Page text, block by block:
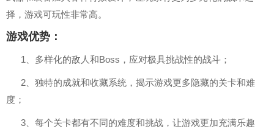
择，游戏可玩性非常高。
游戏优势：
1、多样化的敌人和Boss，应对极具挑战性的战斗；
2、独特的成就和收藏系统，揭示游戏更多隐藏的关卡和难
度；
3、每个关卡都有不同的难度和挑战，让游戏更加充满乐趣